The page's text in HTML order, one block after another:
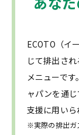
ECOTO（イ
じて排出さ
メニューで
ャパンを通
支援に用いら
※実際の排出ガ